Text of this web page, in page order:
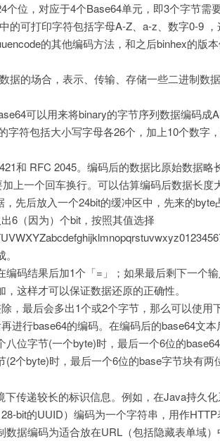
个位，对应于4个Base64单元，即3个字节需
的可打印字符包括字母A-Z、a-z、数字0-9
的其他编码方法，和之后binhex的版
据的场合，表示、传输、存储一些二进制数
可以用来将binary的字节序列数据编码成
字符包括大小写字母各26个，加上10个数字
和 RFC 2045。编码后的数据比原始数据
上一个回车换行。可以估算编码后数据长度
先后放入一个24bit的缓冲区中，先来的
6（因为）个bit，按照其值选择
编码结果后加1个「=」；如果最后剩下一个
这样才可以保证数据还原的正确性。
，最后会多出1个或2个字节，那么可以使
进行base64的编码。在编码后的base64文本
位字节(一个byte)时，最后一个6位的
个byte)时，最后一个6位的base字节块有两
下传递较长的标识信息。例如，在Java持久
bit的UUID）编码为一个字符串，用作
数据编码为适合放在URL（包括隐藏表单域